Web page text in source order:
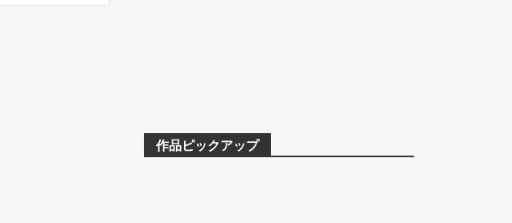
作品ピックアップ